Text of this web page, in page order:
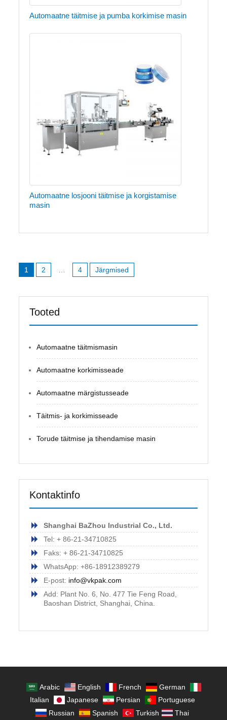
Automaatne täitmise ja pumba korkimise masin
Automaatne losjooni täitmise ja korgistamise
masin
1 2 4 Järgmised
Tooted
Automaatne täitmismasin
Automaatne korkimisseade
Automaatne märgistusseade
Täitmis- ja korkimisseade
Torude täitmise ja tihendamise masin
Kontaktinfo
Shanghai BaZhou Industrial Co., Ltd.
Tel: + 86-21-34710825
Faks: + 86-21-34710825
WhatsApp: +86-18912389279
E-post: info@vkpak.com
Add: Plant No. 6, No. 477 Tie Feng Road,
Baoshan District, Shanghai, China.
Arabic English French
German
Italian
Japanese Persian
Portuguese
Russian
Spanish Turkish Thai